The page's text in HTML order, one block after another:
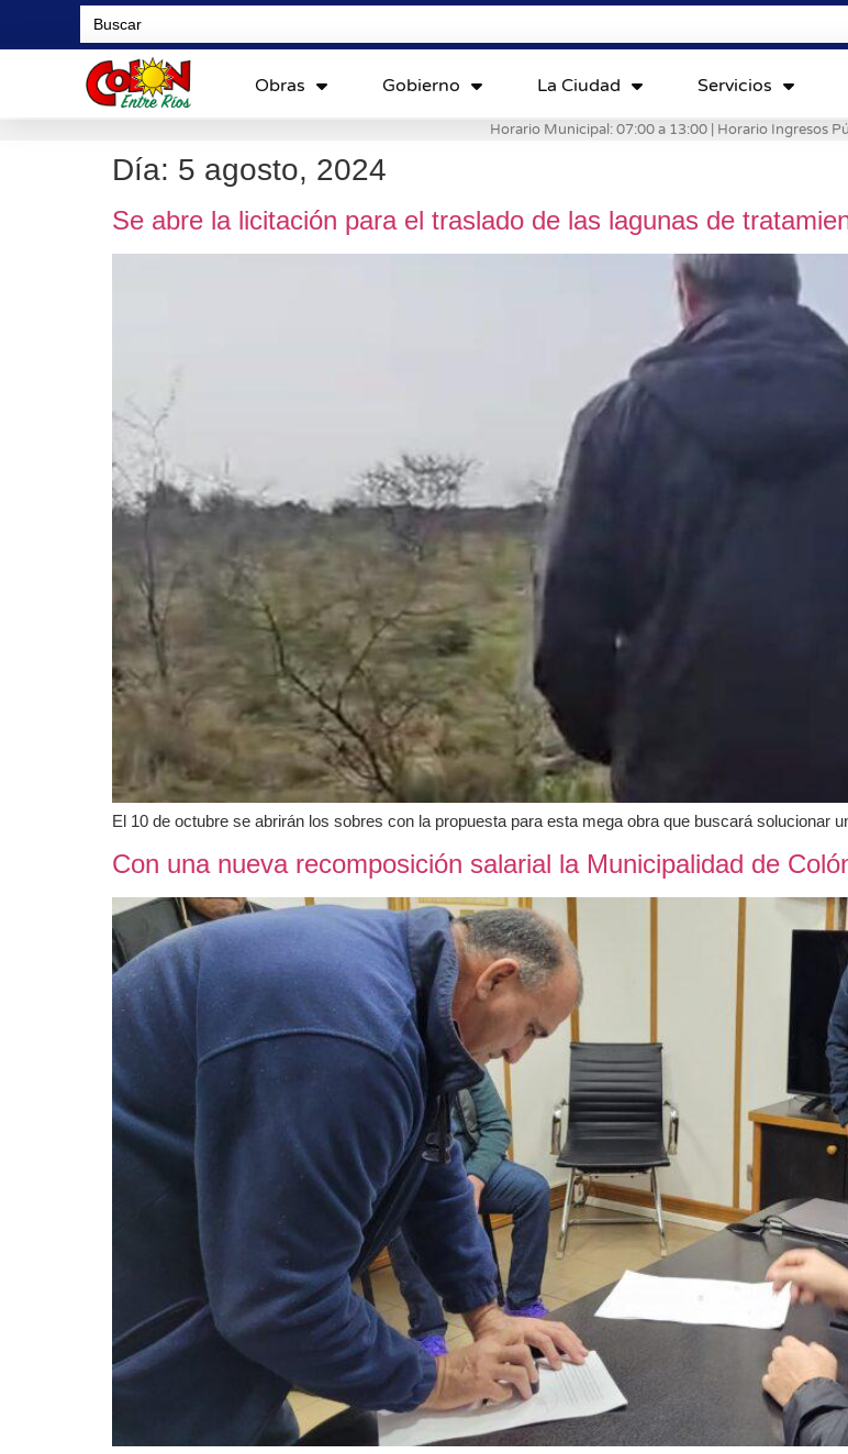
Search
for:
Obras Gobierno La Ciudad Servicios
Horario Municipal: 07:00 a 13:00 | Horario Ingresos
Día: 5 agosto, 2024
Se abre la licitación para el traslado de las lagunas de
El 10 de octubre se abrirán los sobres con la propuesta para esta mega obra que buscará solucionar
Con una nueva recomposición salarial la Municipalidad de